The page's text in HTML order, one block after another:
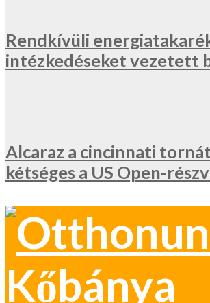
Rendkívüli
intézkedéseket vezetett
Alcaraz a cincinnati
kétséges a US Open-